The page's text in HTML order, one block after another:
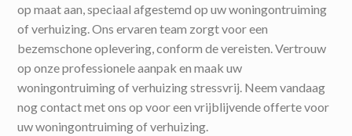
op maat aan, speciaal afgestemd op uw woningontruiming
of verhuizing. Ons ervaren team zorgt voor een
bezemschone oplevering, conform de vereisten. Vertrouw
op onze professionele aanpak en maak uw
woningontruiming of verhuizing stressvrij. Neem vandaag
nog contact met ons op voor een vrijblijvende offerte voor
uw woningontruiming of verhuizing.